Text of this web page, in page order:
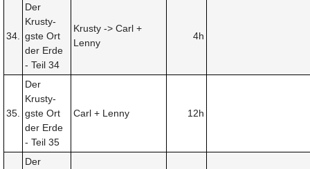
34.
Der
Krusty-
gste Ort
der Erde
- Teil 34
Krusty -> Carl +
Lenny
4h
35.
Der
Krusty-
gste Ort
der Erde
- Teil 35
Carl + Lenny 12h
Der